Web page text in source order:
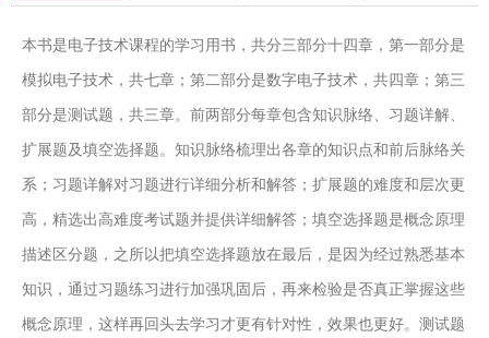
本书是电子技术课程的学习用书，共分三部分十四章，第一部分是
模拟电子技术，共七章；第二部分是数字电子技术，共四章；第三
部分是测试题，共三章。前两部分每章包含知识脉络、习题详解、
扩展题及填空选择题。知识脉络梳理出各章的知识点和前后脉络关
系；习题详解对习题进行详细分析和解答；扩展题的难度和层次更
高，精选出高难度考试题并提供详细解答；填空选择题是概念原理
描述区分题，之所以把填空选择题放在最后，是因为经过熟悉基本
知识，通过习题练习进行加强巩固后，再来检验是否真正掌握这些
概念原理，这样再回头去学习才更有针对性，效果也更好。测试题